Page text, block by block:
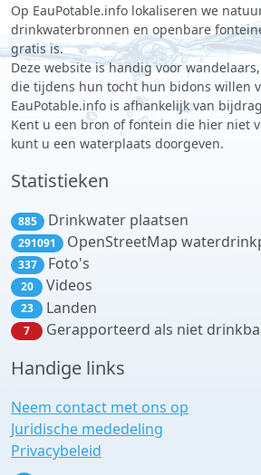
Op EauPotable.info lokaliseren we
drinkwaterbronnen en openbare
gratis is.
Deze website is handig voor
die tijdens hun tocht hun bidons willen
EauPotable.info is afhankelijk van
Kent u een bron of fontein die hier niet
kunt u een waterplaats doorgeven.
Statistieken
885 Drinkwater plaatsen
291091 OpenStreetMap
337 Foto's
20 Videos
23 Landen
7 Gerapporteerd als niet
Handige links
Neem contact met ons op
Juridische mededeling
Privacybeleid